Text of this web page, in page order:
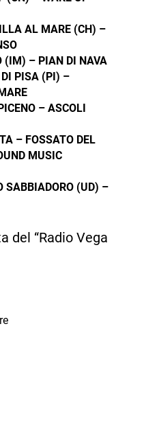
AL MARE (CH) –
(IM) – PIAN DI NAVA
PISA (PI) –
– ASCOLI
– FOSSATO DEL
MUSIC
(UD) –
del “Radio Vega